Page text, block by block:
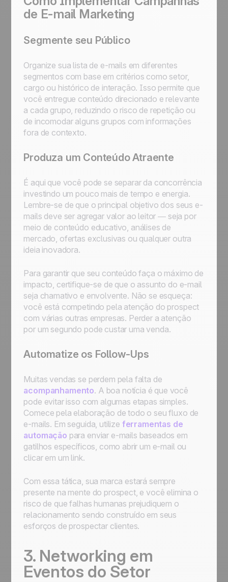
de E-mail Marketing
Segmente seu Público
Organize sua lista de e-mails em diferentes
segmentos com base em critérios como setor,
cargo ou histórico de interação. Isso permite que
você entregue conteúdo direcionado e relevante
a cada grupo, reduzindo o risco de repetição ou
de incomodar alguns grupos com informações
fora de contexto.
Produza um Conteúdo Atraente
É aqui que você pode se separar da concorrência
investindo um pouco mais de tempo e energia.
Lembre-se de que o principal objetivo dos seus e-
mails deve ser agregar valor ao leitor — seja por
meio de conteúdo educativo, análises de
mercado, ofertas exclusivas ou qualquer outra
ideia inovadora.
Para garantir que seu conteúdo faça o máximo de
impacto, certifique-se de que o assunto do e-mail
seja chamativo e envolvente. Não se esqueça:
você está competindo pela atenção do prospect
com várias outras empresas. Perder a atenção
por um segundo pode custar uma venda.
Automatize os Follow-Ups
Muitas vendas se perdem pela falta de
acompanhamento. A boa notícia é que você
pode evitar isso com algumas etapas simples.
Comece pela elaboração de todo o seu fluxo de
e-mails. Em seguida, utilize ferramentas de
automação para enviar e-mails baseados em
gatilhos específicos, como abrir um e-mail ou
clicar em um link.
Com essa tática, sua marca estará sempre
presente na mente do prospect, e você elimina o
risco de que falhas humanas prejudiquem o
relacionamento sendo construído em seus
esforços de prospectar clientes.
3. Networking em
Eventos do Setor